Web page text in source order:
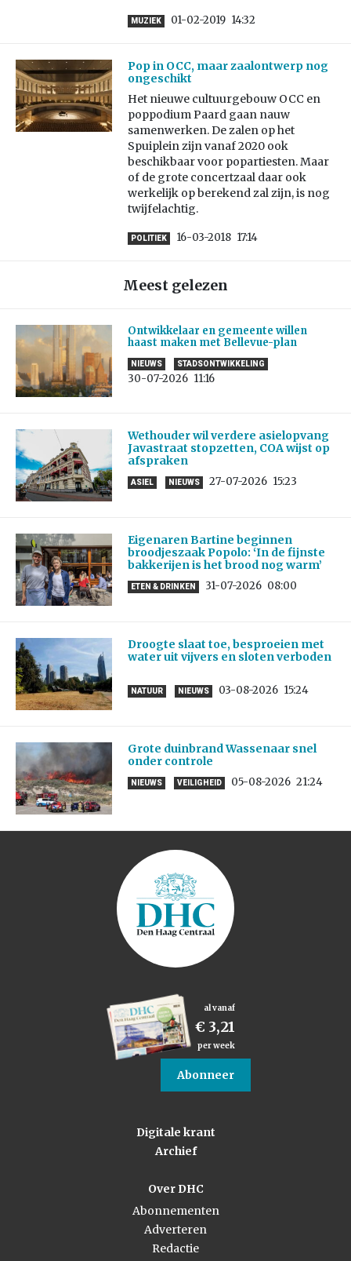
MUZIEK 01-02-2019 14:32
Pop in OCC, maar zaalontwerp nog
ongeschikt
Het nieuwe cultuurgebouw OCC en
poppodium Paard gaan nauw
samenwerken. De zalen op het
Spuiplein zijn vanaf 2020 ook
beschikbaar voor popartiesten. Maar
of de grote concertzaal daar ook
werkelijk op berekend zal zijn, is nog
twijfelachtig.
POLITIEK 16-03-2018 17:14
Meest gelezen
Ontwikkelaar en gemeente willen
haast maken met Bellevue-plan
NIEUWS STADSONTWIKKELING
30-07-2026 11:16
Wethouder wil verdere asielopvang
Javastraat stopzetten, COA wijst op
afspraken
ASIEL NIEUWS 27-07-2026 15:23
Eigenaren Bartine beginnen
broodjeszaak Popolo: ‘In de fijnste
bakkerijen is het brood nog warm’
ETEN & DRINKEN 31-07-2026 08:00
Droogte slaat toe, besproeien met
water uit vijvers en sloten verboden
NATUUR NIEUWS 03-08-2026 15:24
Grote duinbrand Wassenaar snel
onder controle
NIEUWS VEILIGHEID 05-08-2026 21:24
al vanaf
€ 3,21
per week
Abonneer
Digitale krant
Archief
Over DHC
Abonnementen
Adverteren
Redactie